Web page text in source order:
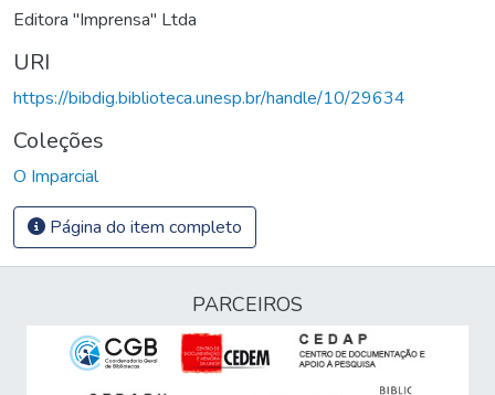
Editora "Imprensa" Ltda
URI
https://bibdig.biblioteca.unesp.br/handle/10/29634
Coleções
O Imparcial
Página do item completo
PARCEIROS